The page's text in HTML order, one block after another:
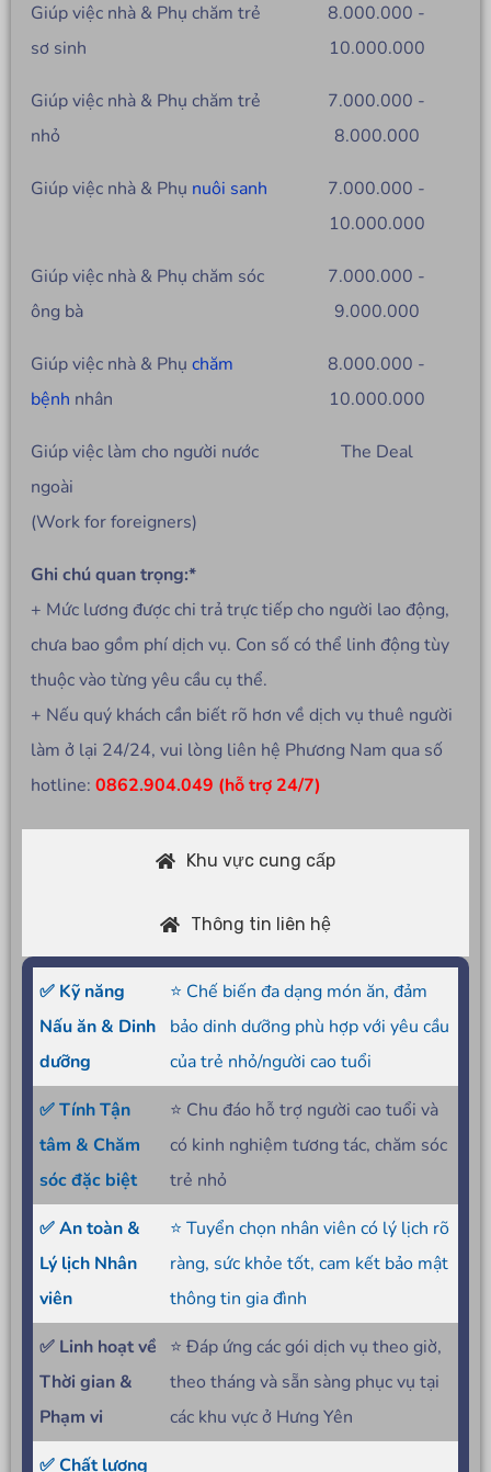
Giúp việc nhà & Phụ chăm trẻ
sơ sinh
8.000.000 -
10.000.000
Giúp việc nhà & Phụ chăm trẻ
nhỏ
7.000.000 -
8.000.000
Giúp việc nhà & Phụ nuôi sanh
7.000.000 -
10.000.000
Giúp việc nhà & Phụ chăm sóc
ông bà
7.000.000 -
9.000.000
Giúp việc nhà & Phụ chăm
bệnh nhân
8.000.000 -
10.000.000
Giúp việc làm cho người nước
ngoài
(Work for foreigners)
The Deal
Ghi chú quan trọng:*
+ Mức lương được chi trả trực tiếp cho người lao động,
chưa bao gồm phí dịch vụ. Con số có thể linh động tùy
thuộc vào từng yêu cầu cụ thể.
+ Nếu quý khách cần biết rõ hơn về dịch vụ thuê người
làm ở lại 24/24, vui lòng liên hệ Phương Nam qua số
hotline: 0862.904.049 (hỗ trợ 24/7)
Khu vực cung cấp
Thông tin liên hệ
✅ Kỹ năng
Nấu ăn & Dinh
dưỡng
⭐ Chế biến đa dạng món ăn, đảm
bảo dinh dưỡng phù hợp với yêu cầu
của trẻ nhỏ/người cao tuổi
✅ Tính Tận
tâm & Chăm
sóc đặc biệt
⭐ Chu đáo hỗ trợ người cao tuổi và
có kinh nghiệm tương tác, chăm sóc
trẻ nhỏ
✅ An toàn &
Lý lịch Nhân
viên
⭐ Tuyển chọn nhân viên có lý lịch rõ
ràng, sức khỏe tốt, cam kết bảo mật
thông tin gia đình
✅ Linh hoạt về
Thời gian &
Phạm vi
⭐ Đáp ứng các gói dịch vụ theo giờ,
theo tháng và sẵn sàng phục vụ tại
các khu vực ở Hưng Yên
✅ Chất lượng